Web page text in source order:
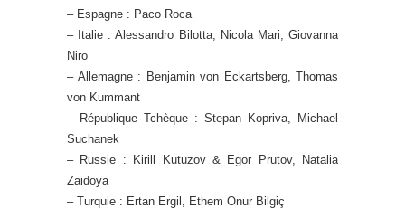
– Espagne : Paco Roca
– Italie : Alessandro Bilotta, Nicola Mari, Giovanna
Niro
– Allemagne : Benjamin von Eckartsberg, Thomas
von Kummant
– République Tchèque : Stepan Kopriva, Michael
Suchanek
– Russie : Kirill Kutuzov & Egor Prutov, Natalia
Zaidoya
– Turquie : Ertan Ergil, Ethem Onur Bilgiç